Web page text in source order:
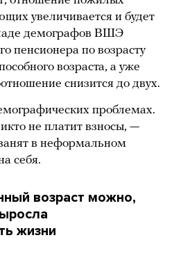
увеличивается и будет
демографов ВШЭ
пенсионера по возрасту
возраста, а уже
снизится до двух.
проблемах.
не платит взносы, —
в неформальном
себя.
возраст можно,
жизни